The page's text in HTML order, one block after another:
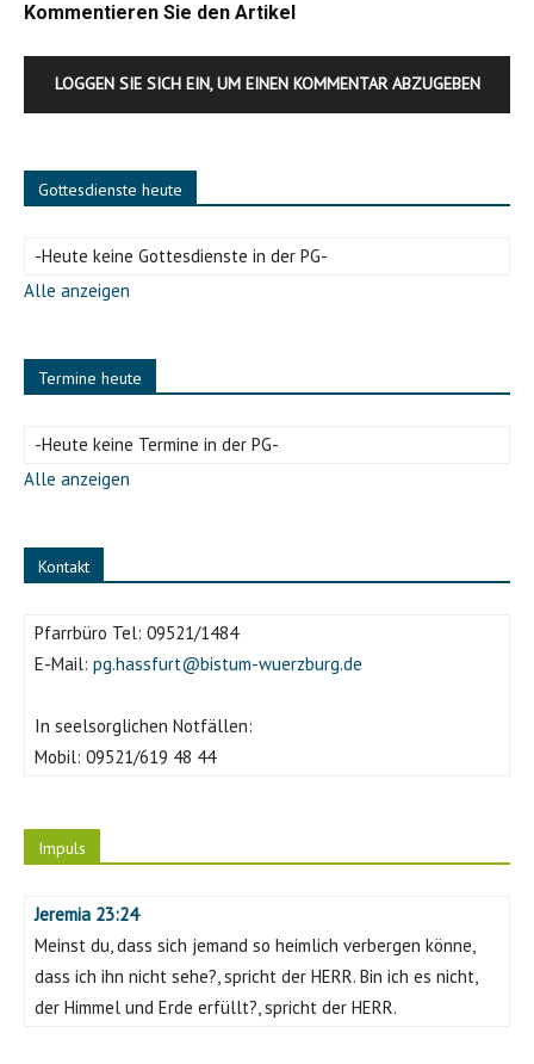
Kommentieren Sie den Artikel
LOGGEN SIE SICH EIN, UM EINEN KOMMENTAR ABZUGEBEN
Gottesdienste heute
-Heute keine Gottesdienste in der PG-
Alle anzeigen
Termine heute
-Heute keine Termine in der PG-
Alle anzeigen
Kontakt
Pfarrbüro Tel: 09521/1484
E-Mail: pg.hassfurt@bistum-wuerzburg.de
In seelsorglichen Notfällen:
Mobil: 09521/619 48 44
Impuls
Jeremia 23:24
Meinst du, dass sich jemand so heimlich verbergen könne,
dass ich ihn nicht sehe?, spricht der HERR. Bin ich es nicht,
der Himmel und Erde erfüllt?, spricht der HERR.